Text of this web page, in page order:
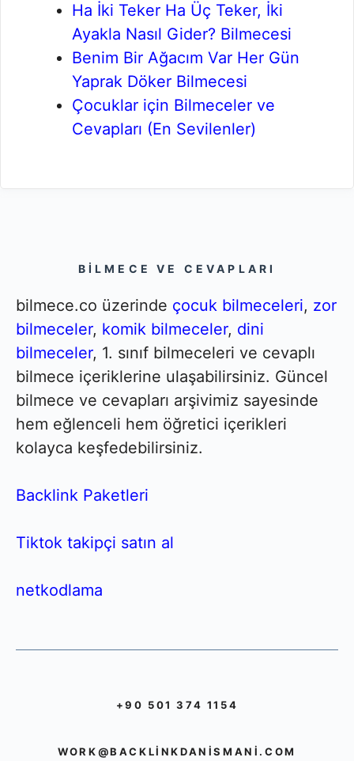
Ha İki Teker Ha Üç Teker, İki
Ayakla Nasıl Gider? Bilmecesi
Benim Bir Ağacım Var Her Gün
Yaprak Döker Bilmecesi
Çocuklar için Bilmeceler ve
Cevapları (En Sevilenler)
BILMECE VE CEVAPLARI
bilmece.co üzerinde çocuk bilmeceleri, zor
bilmeceler, komik bilmeceler, dini
bilmeceler, 1. sınıf bilmeceleri ve cevaplı
bilmece içeriklerine ulaşabilirsiniz. Güncel
bilmece ve cevapları arşivimiz sayesinde
hem eğlenceli hem öğretici içerikleri
kolayca keşfedebilirsiniz.
Backlink Paketleri
Tiktok takipçi satın al
netkodlama
+90 501 374 1154
WORK@BACKLINKDANISMANI.COM